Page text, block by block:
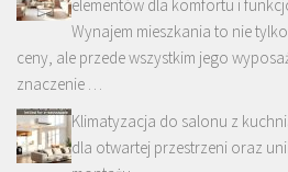
elementów dla komfortu i
Wynajem mieszkania to nie
ceny, ale przede wszystkim jego
znaczenie …
Klimatyzacja do salonu z
dla otwartej przestrzeni oraz